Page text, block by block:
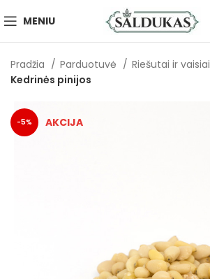
MENIU
Pradžia Parduotuvė
Riešutai ir vaisiai
Kedrinės pinijos
-5%